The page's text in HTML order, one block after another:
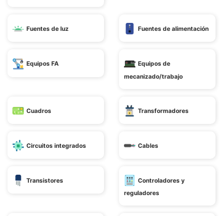
Fuentes de luz Fuentes de alimentación
Equipos FA
Equipos de
mecanizado/trabajo
Cuadros Transformadores
Circuitos integrados Cables
Transistores
Controladores y
reguladores